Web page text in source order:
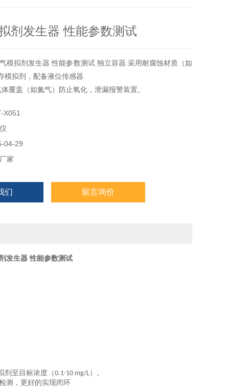
剂发生器 性能参数测试
模拟剂发生器 性能参数测试 独立容器:采用耐腐蚀材质（如
模拟剂，配备液位传感器
覆盖（如氮气）防止氧化，泄漏报警装置。
X051
04-29
家
们 留言询价
发生器 性能参数测试
剂至目标浓度（0.1-10 mg/L）。
测，更好的实现闭环